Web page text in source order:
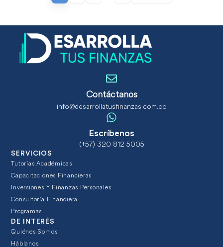
Contáctanos
info@desarrollatusfinanzas.com.co
Escríbenos
(+57) 320 812 5005
SERVICIOS
Tutorías Académicas
Capacitaciones Financieras
Inversiones Y Finanzas Personales
Consultoría Financiera
Programas
DE INTERÉS
Quiénes Somos
Háblanos